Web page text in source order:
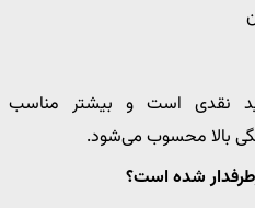
نقدی است و بیشتر مناسب
بالا محسوب می‌شود.
شده است؟